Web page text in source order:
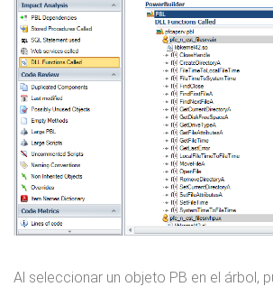
Al seleccionar un objeto PB en el árbol,